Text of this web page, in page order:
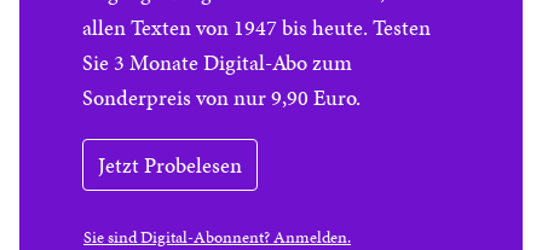
allen Texten von 1947 bis heute. Testen
Sie 3 Monate Digital-Abo zum
Sonderpreis von nur 9,90 Euro.
Jetzt Probelesen
Sie sind Digital-Abonnent? Anmelden.